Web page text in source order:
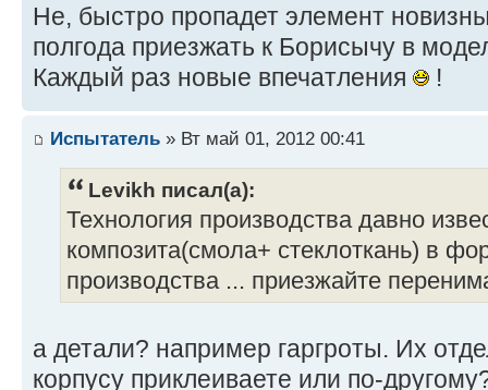
Не, быстро пропадет элемент
полгода приезжать к Борисычу в
Каждый раз новые впечатления
!
Испытатель » Вт май 01, 2012 00:41
Levikh писал(а):
Технология производства давно
композита(смола+ стеклоткань) в
производства ... приезжайте
а детали? например гаргроты. Их
корпусу приклеиваете или по-